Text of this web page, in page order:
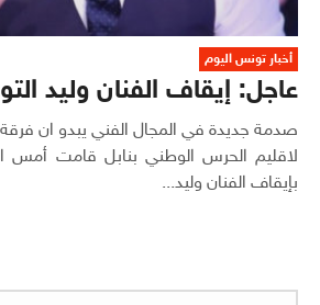
أخبار تونس اليوم
عاجل: إيقاف الفنان وليد
صدمة جديدة في المجال الفني يبدو ان فرقة
بإيقاف الفنان وليد...